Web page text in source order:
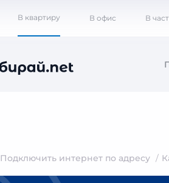
В квартиру В офис В
Подключить интернет по адресу